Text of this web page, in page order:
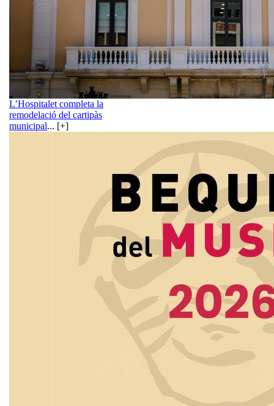
L’Hospitalet completa la
remodelació del cartipàs
municipal... [+]